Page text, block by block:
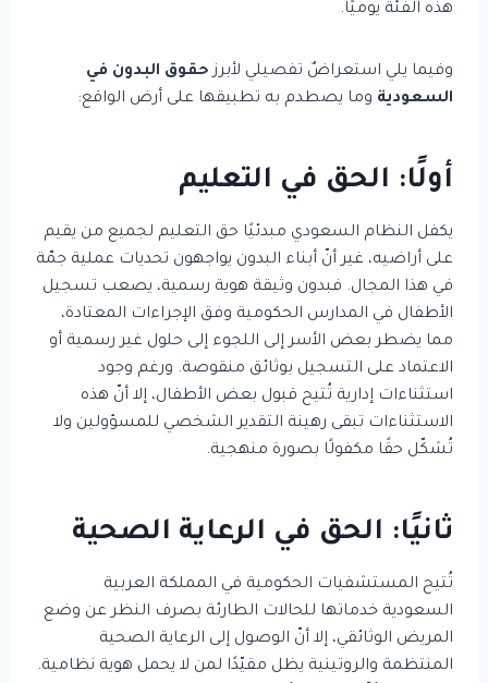
هذه الفئة يوميًا.
وفيما يلي استعراضٌ تفصيلي لأبرزحقوق البدون في
السعودية وما يصطدم به تطبيقها على أرض الواقع:
أولًا: الحق في التعليم
يكفل النظام السعودي مبدئيًا حق التعليم لجميع من يقيم
على أراضيه، غير أنّ أبناء البدون يواجهون تحديات عملية جمّة
في هذا المجال. فبدون وثيقة هوية رسمية، يصعب تسجيل
الأطفال في المدارس الحكومية وفق الإجراءات المعتادة،
مما يضطر بعض الأسر إلى اللجوء إلى حلول غير رسمية أو
الاعتماد على التسجيل بوثائق منقوصة. ورغم وجود
استثناءات إدارية تُتيح قبول بعض الأطفال، إلا أنّ هذه
الاستثناءات تبقى رهينة التقدير الشخصي للمسؤولين ولا
تُشكّل حقًا مكفولًا بصورة منهجية.
ثانيًا: الحق في الرعاية الصحية
تُتيح المستشفيات الحكومية في المملكة العربية
السعودية خدماتها للحالات الطارئة بصرف النظر عن وضع
المريض الوثائقي، إلا أنّ الوصول إلى الرعاية الصحية
المنتظمة والروتينية يظل مقيّدًا لمن لا يحمل هوية نظامية.